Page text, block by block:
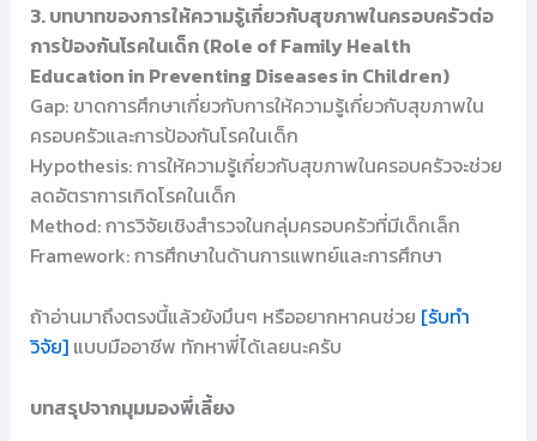
3. บทบาทของการให้ความรู้เกี่ยวกับสุขภาพในครอบครัวต่อ
การป้องกันโรคในเด็ก (Role of Family Health
Education in Preventing Diseases in Children)
Gap: ขาดการศึกษาเกี่ยวกับการให้ความรู้เกี่ยวกับสุขภาพใน
ครอบครัวและการป้องกันโรคในเด็ก
Hypothesis: การให้ความรู้เกี่ยวกับสุขภาพในครอบครัวจะช่วย
ลดอัตราการเกิดโรคในเด็ก
Method: การวิจัยเชิงสำรวจในกลุ่มครอบครัวที่มีเด็กเล็ก
Framework: การศึกษาในด้านการแพทย์และการศึกษา
ถ้าอ่านมาถึงตรงนี้แล้วยังมึนๆ หรืออยากหาคนช่วย [รับทำ
วิจัย]แบบมืออาชีพ ทักหาพี่ได้เลยนะครับ
บทสรุปจากมุมมองพี่เลี้ยง